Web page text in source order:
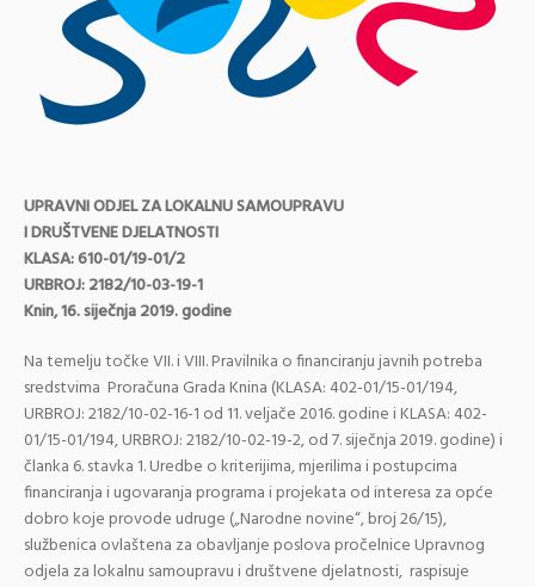
UPRAVNI ODJEL ZA LOKALNU SAMOUPRAVU
I DRUŠTVENE DJELATNOSTI
KLASA: 610-01/19-01/2
URBROJ: 2182/10-03-19-1
Knin, 16. siječnja 2019. godine
Na temelju točke VII. i VIII. Pravilnika o financiranju javnih potreba
sredstvima Proračuna Grada Knina (KLASA: 402-01/15-01/194,
URBROJ: 2182/10-02-16-1 od 11. veljače 2016. godine i KLASA: 402-
01/15-01/194, URBROJ: 2182/10-02-19-2, od 7. siječnja 2019. godine) i
članka 6. stavka 1. Uredbe o kriterijima, mjerilima i postupcima
financiranja i ugovaranja programa i projekata od interesa za opće
dobro koje provode udruge („Narodne novine“, broj 26/15),
službenica ovlaštena za obavljanje poslova pročelnice Upravnog
odjela za lokalnu samoupravu i društvene djelatnosti, raspisuje